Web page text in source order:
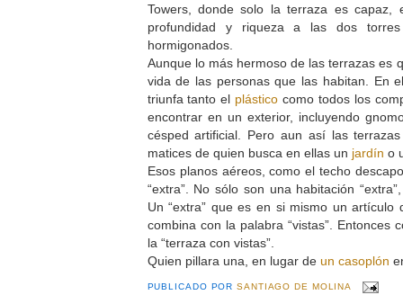
Towers, donde solo la terraza es capaz,
profundidad y riqueza a las dos
hormigonados.
Aunque lo más hermoso de las terrazas es
vida de las personas que las habitan. En
triunfa tanto el plástico como todos los
encontrar en un exterior, incluyendo
césped artificial. Pero aun así las
matices de quien busca en ellas un jardín o
Esos planos aéreos, como el techo
“extra”. No sólo son una habitación
Un “extra” que es en si mismo un
combina con la palabra “vistas”. Entonces
la “terraza con vistas”.
Quien pillara una, en lugar de un casoplón
PUBLICADO PORSANTIAGO DE MOLINA